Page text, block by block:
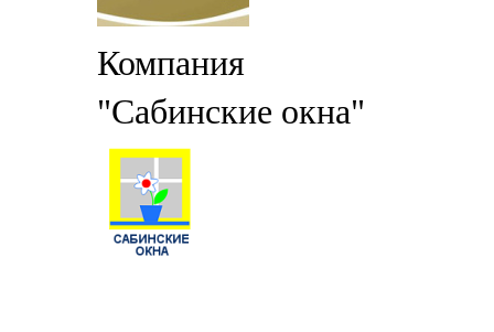
Компания
"Сабинские окна"